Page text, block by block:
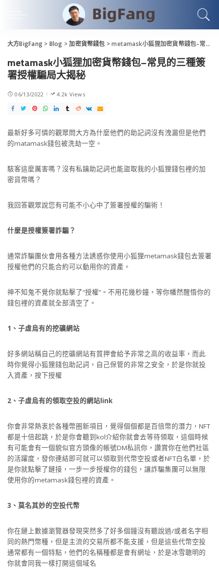
大方BigFang > Blog >加密貨幣錢包 >metamask小狐狸加密貨幣錢包–常見的三種簽署授權騙局大揭秘
metamask小狐狸加密貨幣錢包–常見的三種簽
署授權騙局大揭秘
06/13/2022 4.2k Views
最新好多可憐的觀眾問大方為什麼他們的助記詞沒有洩漏但是他們
的matamask錢包被洗劫一空。
駭客這麼厲害嗎？沒有私鑰助記詞也能盜取我的小狐狸錢包裡的加
密貨幣嗎？
我回答觀眾說您有可能不小心中了簽署授權的騙術！
什麼是授權簽署詐騙？
通常詐騙團伙會用各種方法誘惑你使用小狐狸metamask錢包去簽署
授權他們的只能合約可以動用你的資產。
神不知鬼不覺你就點擊了“授權”。不用花幾秒鐘，等你幡然醒悟你的
錢包裡的資產就全部清空了。
1、子虛烏有的挖礦網站
好多網站稱自己的挖礦網站有質押會給予非常之高的收益率，而此
時你覺得小狐狸錢包助記詞，自己保管的非常之安全，於是你就投
入資產，按下授權
2、子虛烏有的領取空投的網站link
你會非常熱衷於各種幣圈新項目，覺得個個都是百倍幣的潛力，NFT
都是十倍起跳，於是你會聽到kol介紹你就會去等待領取，這個時候
有可能會有一個貌似官方頭像的帳號DM私訊你，讚賞你在他們社區
的活躍度，發你連結即可就可以領取到代幣空投或者NFT白名單，於
是你就點擊了鏈接，一步一步授權你的錢包，讓詐騙集團可以無限
使用你的metamask錢包裡的資產。
3、莫名其妙的空投代幣
你在鏈上數據瀏覽器發現突然多了好多個鐘沒有聽說過/或者名字相
同的熱門幣種，但是主流的交易所都不能支援，但是這些代幣空投
通常都有一個特點，他們的名稱種都是會有網址，於是冰雪聰明的
你就會同我一樣打開這個域名